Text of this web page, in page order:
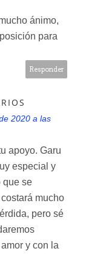
ánimo,
para
Responder
2020 a las
apoyo. Garu
especial y
que se
mucho
pero sé
y con la